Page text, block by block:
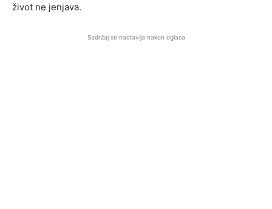
život ne jenjava.
Sadržaj se nastavlja nakon oglasa